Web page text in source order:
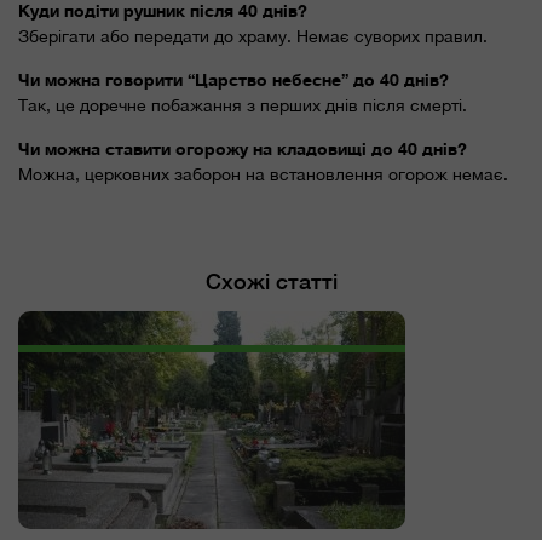
Куди подіти рушник після 40 днів?
Зберігати або передати до храму. Немає суворих правил.
Чи можна говорити “Царство небесне” до 40 днів?
Так, це доречне побажання з перших днів після смерті.
Чи можна ставити огорожу на кладовищі до 40 днів?
Можна, церковних заборон на встановлення огорож немає.
Схожі статті